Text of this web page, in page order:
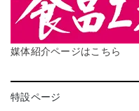
媒体紹介ページはこちら
特設ページ